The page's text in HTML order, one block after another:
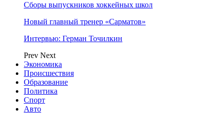
Сборы выпускников хоккейных школ
Новый главный тренер «Сарматов»
Интервью: Герман Точилкин
Prev Next
Экономика
Происшествия
Образование
Политика
Спорт
Авто